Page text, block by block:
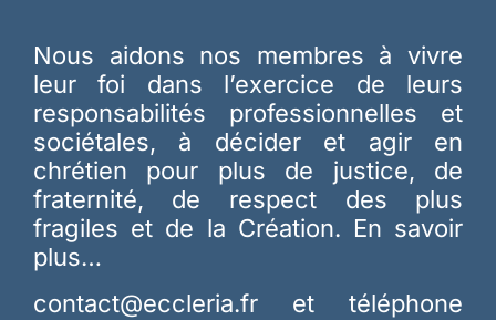
Nous aidons nos membres à vivre
leur foi dans l’exercice de leurs
responsabilités professionnelles et
sociétales, à décider et agir en
chrétien pour plus de justice, de
fraternité, de respect des plus
fragiles et de la Création. En savoir
plus…
contact@eccleria.fr et téléphone